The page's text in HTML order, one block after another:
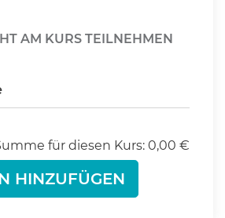
AM KURS TEILNEHMEN
für diesen Kurs: 0,00 €
HINZUFÜGEN